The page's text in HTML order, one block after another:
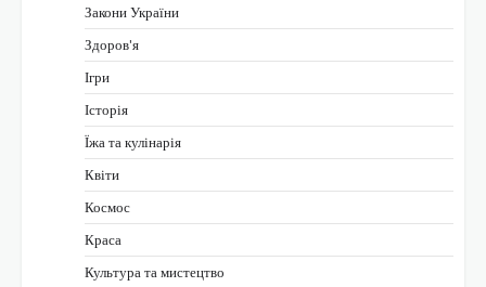
Закони України
Здоров'я
Ігри
Історія
Їжа та кулінарія
Квіти
Космос
Краса
Культура та мистецтво